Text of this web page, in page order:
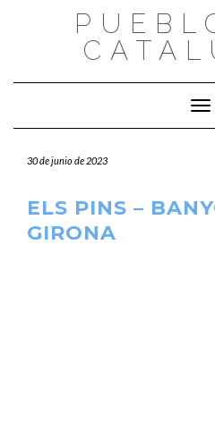
30 de junio de 2023
ELS PINS –
GIRONA